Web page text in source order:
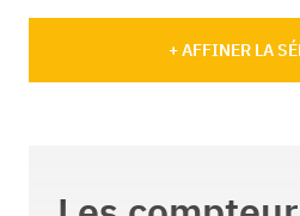
+ AFFINER LA